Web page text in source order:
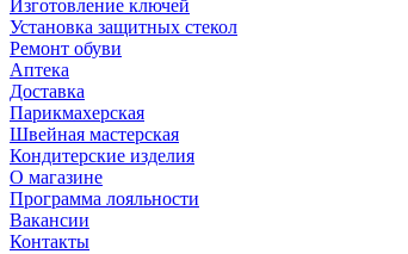
Изготовление ключей
Установка защитных стекол
Ремонт обуви
Аптека
Доставка
Парикмахерская
Швейная мастерская
Кондитерские изделия
О магазине
Программа лояльности
Вакансии
Контакты